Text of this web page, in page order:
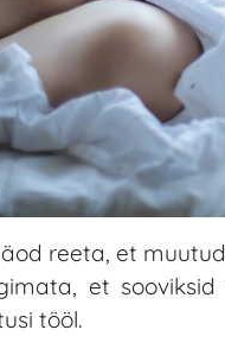
reeta, et
et
tööl.